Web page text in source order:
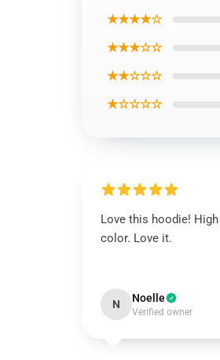
★★★★☆
★★★☆☆
★★☆☆☆
★☆☆☆☆
Love this hoodie!
color. Love it.
N Noelle
Verified owner